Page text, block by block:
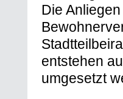
Die
entstehen
umgesetzt